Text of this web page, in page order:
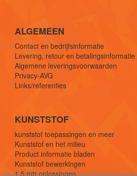
ALGEMEEN
Contact en bedrijfsinformatie
Levering, retour en betalingsinformatie
Algemene leveringsvoorwaarden
Privacy-AVG
Links/referenties
KUNSTSTOF
kunststof toepassingen en meer
Kunststof en het milieu
Product informatie bladen
Kunststof bewerkingen
1,5 mtr oplossingen